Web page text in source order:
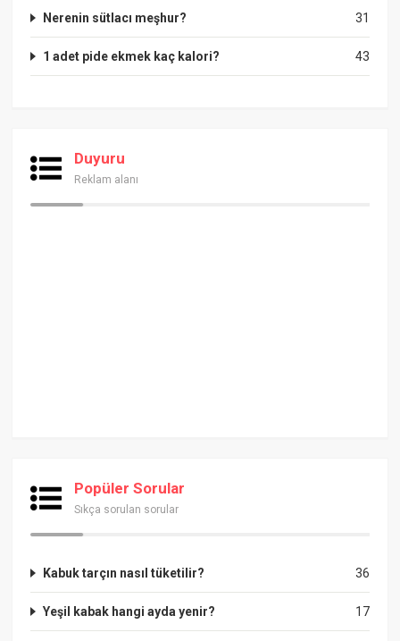
31
Nerenin sütlacı meşhur?
43
1 adet pide ekmek kaç kalori?
Duyuru
Reklam alanı
Popüler Sorular
Sıkça sorulan sorular
36
Kabuk tarçın nasıl tüketilir?
17
Yeşil kabak hangi ayda yenir?